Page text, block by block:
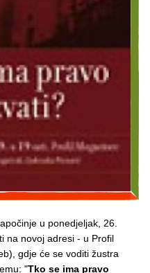
u ponedjeljak, 26.
na novoj adresi - u Profil
gdje će se voditi žustra
"Tko se ima pravo